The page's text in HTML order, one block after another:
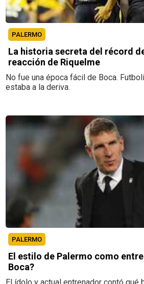
PALERMO
La historia secreta del récord
reacción de Riquelme
No fue una época fácil de Boca.
estaba a la deriva.
PALERMO
El estilo de Palermo como
Boca?